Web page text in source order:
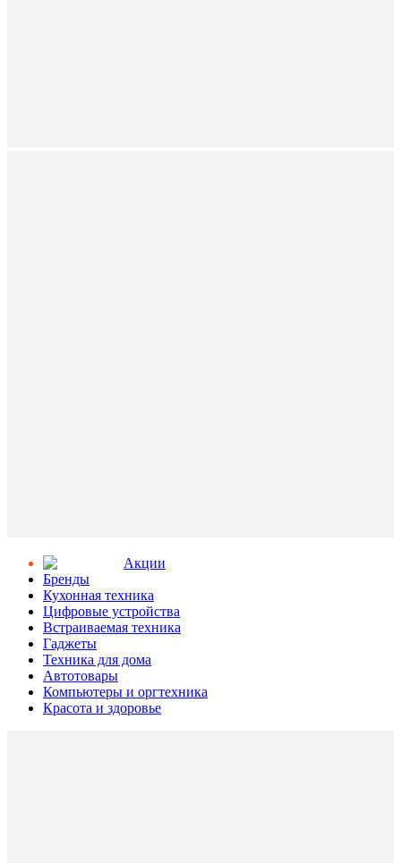
Aкции
Бренды
Кухонная техника
Цифровые устройства
Встраиваемая техника
Гаджеты
Техника для дома
Автотовары
Компьютеры и оргтехника
Красота и здоровье